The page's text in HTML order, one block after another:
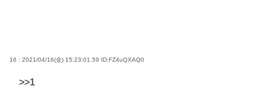
16 : 2021/04/16(金) 15:23:01.59 ID:FZ4uQXAQ0
>>1